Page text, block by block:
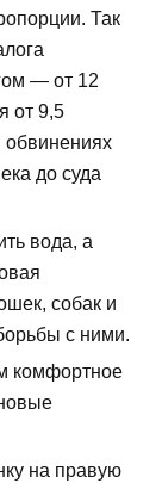
Так
— от 12
от 9,5
обвинениях
до суда
вода, а
собак и
с ними.
комфортное
на правую